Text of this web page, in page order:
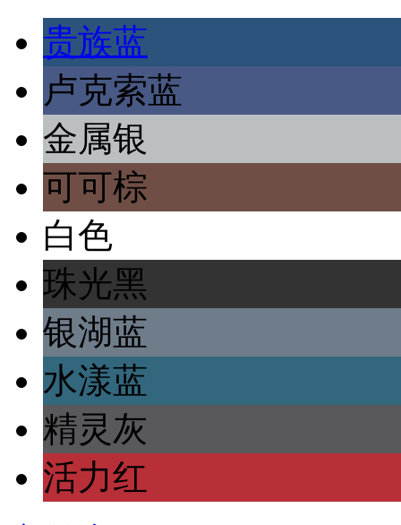
贵族蓝
卢克索蓝
金属银
可可棕
白色
珠光黑
银湖蓝
水漾蓝
精灵灰
活力红